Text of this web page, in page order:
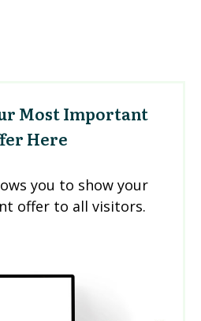
Most Important
Here
you to show your
offer to all visitors.